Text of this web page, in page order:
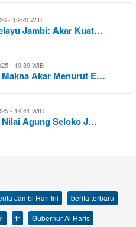
- 16:20 WIB
Jambi: Akar Kuat…
- 19:39 WIB
Akar Menurut E…
- 14:41 WIB
Agung Seloko J…
Jambi Hari Ini
berita terbaru
fr
Gubernur Al Haris